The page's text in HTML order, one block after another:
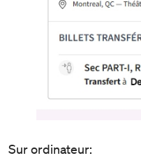
Sur ordinateur: